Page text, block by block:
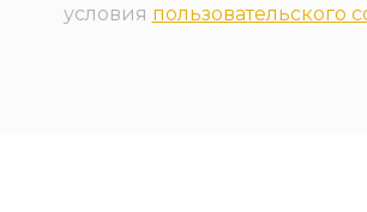
условия пользовательского